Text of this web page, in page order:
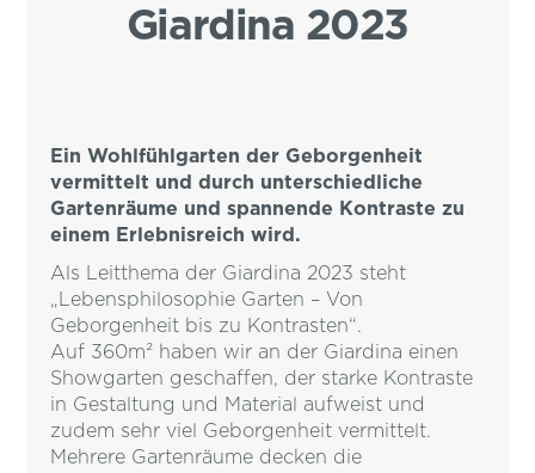
Giardina 2023
Ein Wohlfühlgarten der Geborgenheit
vermittelt und durch unterschiedliche
Gartenräume und spannende Kontraste zu
einem Erlebnisreich wird.
Als Leitthema der Giardina 2023 steht
„Lebensphilosophie Garten – Von
Geborgenheit bis zu Kontrasten“.
Auf 360m² haben wir an der Giardina einen
Showgarten geschaffen, der starke Kontraste
in Gestaltung und Material aufweist und
zudem sehr viel Geborgenheit vermittelt.
Mehrere Gartenräume decken die